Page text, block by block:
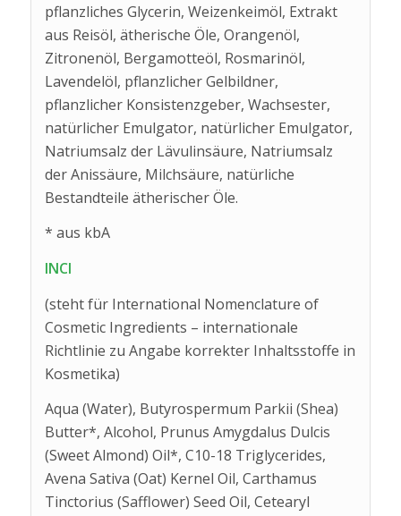
pflanzliches Glycerin, Weizenkeimöl, Extrakt
aus Reisöl, ätherische Öle, Orangenöl,
Zitronenöl, Bergamotteöl, Rosmarinöl,
Lavendelöl, pflanzlicher Gelbildner,
pflanzlicher Konsistenzgeber, Wachsester,
natürlicher Emulgator, natürlicher Emulgator,
Natriumsalz der Lävulinsäure, Natriumsalz
der Anissäure, Milchsäure, natürliche
Bestandteile ätherischer Öle.
* aus kbA
INCI
(steht für International Nomenclature of
Cosmetic Ingredients – internationale
Richtlinie zu Angabe korrekter Inhaltsstoffe in
Kosmetika)
Aqua (Water), Butyrospermum Parkii (Shea)
Butter*, Alcohol, Prunus Amygdalus Dulcis
(Sweet Almond) Oil*, C10-18 Triglycerides,
Avena Sativa (Oat) Kernel Oil, Carthamus
Tinctorius (Safflower) Seed Oil, Cetearyl